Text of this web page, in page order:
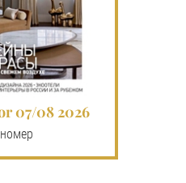
07/08 2026